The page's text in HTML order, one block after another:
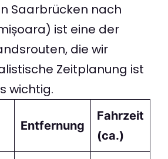
Saarbrücken nach
ist eine der
die wir
Zeitplanung ist
wichtig.
Entfernung
Fahrzeit
(ca.)